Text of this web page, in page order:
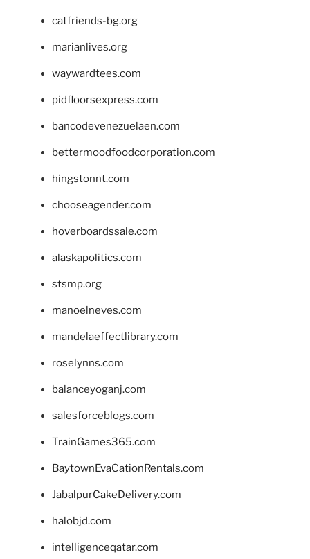
catfriends-bg.org
marianlives.org
waywardtees.com
pidfloorsexpress.com
bancodevenezuelaen.com
bettermoodfoodcorporation.com
hingstonnt.com
chooseagender.com
hoverboardssale.com
alaskapolitics.com
stsmp.org
manoelneves.com
mandelaeffectlibrary.com
roselynns.com
balanceyoganj.com
salesforceblogs.com
TrainGames365.com
BaytownEvaCationRentals.com
JabalpurCakeDelivery.com
halobjd.com
intelligenceqatar.com